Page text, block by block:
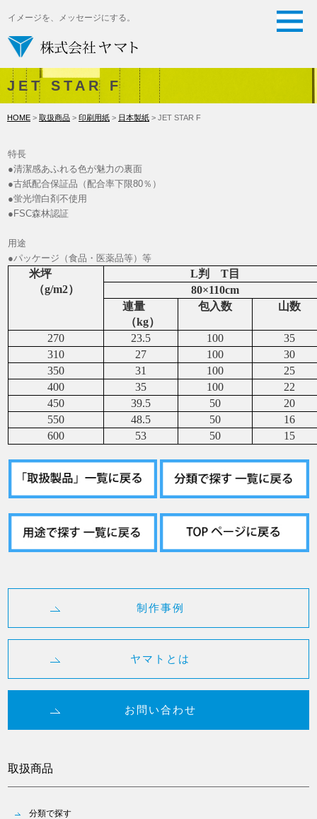
イメージを、メッセージにする。
JET STAR F
HOME > 取扱商品 > 印刷用紙 > 日本製紙 > JET STAR F
特長
●清潔感あふれる色が魅力の裏面
●古紙配合保証品（配合率下限80％）
●蛍光増白剤不使用
●FSC森林認証
用途
●パッケージ（食品・医薬品等）等
米坪
（g/m2）
L判 T目
80×110cm
連量
（kg）
包入数 山数
270 23.5 100
35
310
27 100
30
350
31 100
25
400
35 100
22
450
39.5 50
20
550
48.5 50
16
600
53 50 15
制作事例
ヤマトとは
お問い合わせ
取扱商品
分類で探す